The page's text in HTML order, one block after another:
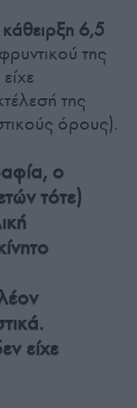
κάθειρξη 6,5
της
της
όρους).
ο
τότε)
είχε